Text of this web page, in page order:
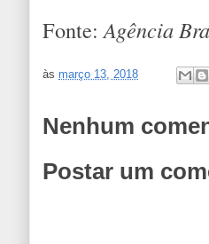
Fonte: Agência
às março 13, 2018
Nenhum
Postar um